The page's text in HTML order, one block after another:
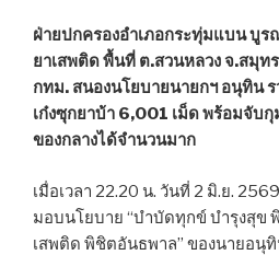
ฝ่ายปกครองอำเภอกระทุ่มแบน บู
ยาเสพติด พื้นที่ ต.สวนหลวง จ.สมุท
กทม. สนองนโยบายนายกฯ อนุทิน
เก๋งซุกยาบ้า 6,001 เม็ด พร้อมจับ
ของกลางได้จำนวนมาก
เมื่อเวลา 22.20 น. วันที่ 2 มิ.ย.
มอบนโยบาย “บำบัดทุกข์ บำรุงสุข
เสพติด พิชิตอันธพาล” ของนายอนุ